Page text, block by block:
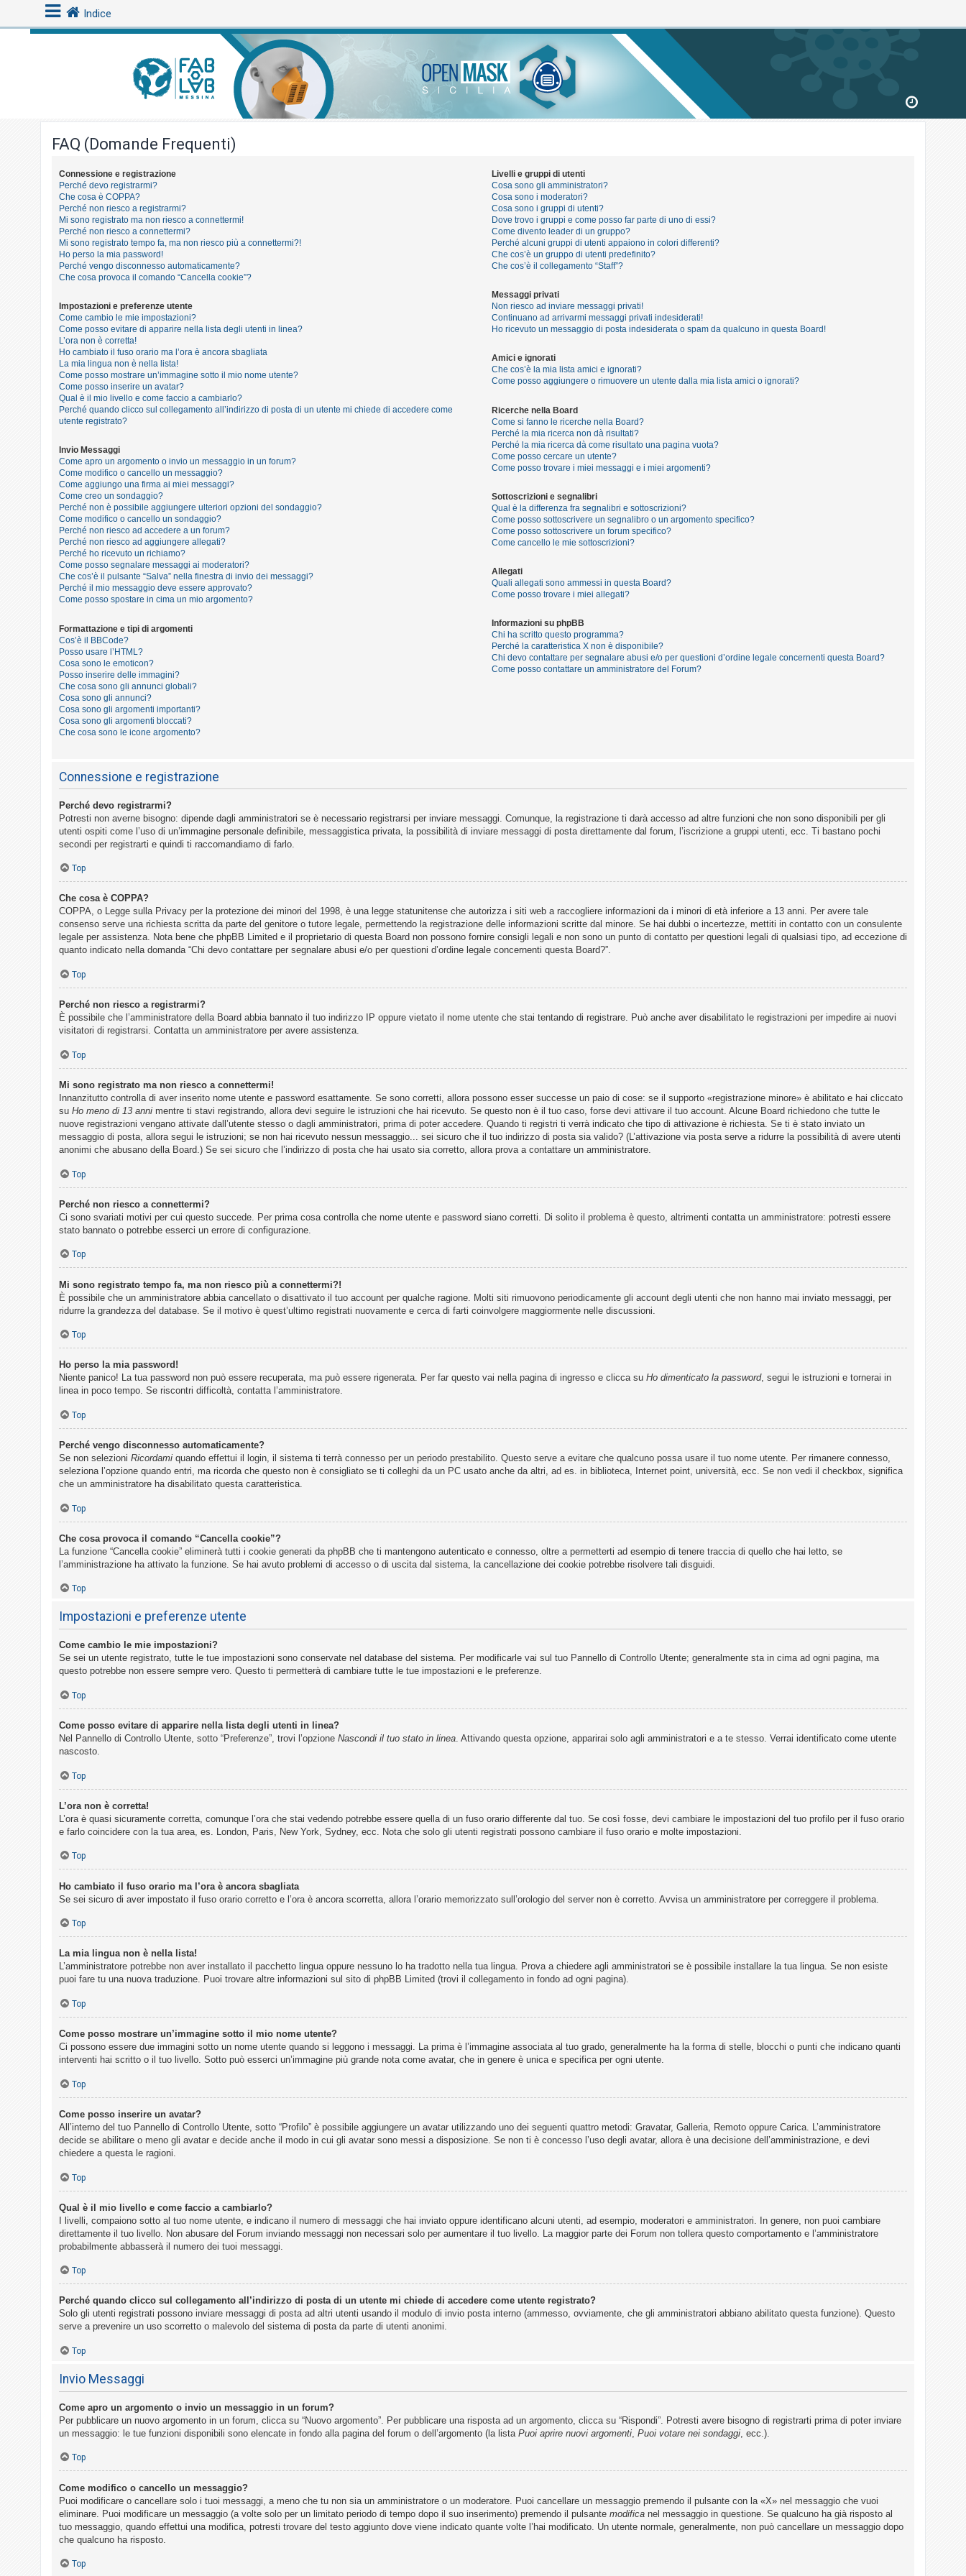
Indice
FAQ (Domande Frequenti)
Connessione e registrazione
Perché devo registrarmi?
Che cosa è COPPA?
Perché non riesco a registrarmi?
Mi sono registrato ma non riesco a connettermi!
Perché non riesco a connettermi?
Mi sono registrato tempo fa, ma non riesco più a connettermi?!
Ho perso la mia password!
Perché vengo disconnesso automaticamente?
Che cosa provoca il comando “Cancella cookie”?
Impostazioni e preferenze utente
Come cambio le mie impostazioni?
Come posso evitare di apparire nella lista degli utenti in linea?
L’ora non è corretta!
Ho cambiato il fuso orario ma l’ora è ancora sbagliata
La mia lingua non è nella lista!
Come posso mostrare un’immagine sotto il mio nome utente?
Come posso inserire un avatar?
Qual è il mio livello e come faccio a cambiarlo?
Perché quando clicco sul collegamento all’indirizzo di posta di un utente mi chiede di accedere come
utente registrato?
Invio Messaggi
Come apro un argomento o invio un messaggio in un forum?
Come modifico o cancello un messaggio?
Come aggiungo una firma ai miei messaggi?
Come creo un sondaggio?
Perché non è possibile aggiungere ulteriori opzioni del sondaggio?
Come modifico o cancello un sondaggio?
Perché non riesco ad accedere a un forum?
Perché non riesco ad aggiungere allegati?
Perché ho ricevuto un richiamo?
Come posso segnalare messaggi ai moderatori?
Che cos’è il pulsante “Salva” nella finestra di invio dei messaggi?
Perché il mio messaggio deve essere approvato?
Come posso spostare in cima un mio argomento?
Formattazione e tipi di argomenti
Cos’è il BBCode?
Posso usare l’HTML?
Cosa sono le emoticon?
Posso inserire delle immagini?
Che cosa sono gli annunci globali?
Cosa sono gli annunci?
Cosa sono gli argomenti importanti?
Cosa sono gli argomenti bloccati?
Che cosa sono le icone argomento?
Livelli e gruppi di utenti
Cosa sono gli amministratori?
Cosa sono i moderatori?
Cosa sono i gruppi di utenti?
Dove trovo i gruppi e come posso far parte di uno di essi?
Come divento leader di un gruppo?
Perché alcuni gruppi di utenti appaiono in colori differenti?
Che cos’è un gruppo di utenti predefinito?
Che cos’è il collegamento “Staff”?
Messaggi privati
Non riesco ad inviare messaggi privati!
Continuano ad arrivarmi messaggi privati indesiderati!
Ho ricevuto un messaggio di posta indesiderata o spam da qualcuno in questa Board!
Amici e ignorati
Che cos’è la mia lista amici e ignorati?
Come posso aggiungere o rimuovere un utente dalla mia lista amici o ignorati?
Ricerche nella Board
Come si fanno le ricerche nella Board?
Perché la mia ricerca non dà risultati?
Perché la mia ricerca dà come risultato una pagina vuota?
Come posso cercare un utente?
Come posso trovare i miei messaggi e i miei argomenti?
Sottoscrizioni e segnalibri
Qual è la differenza fra segnalibri e sottoscrizioni?
Come posso sottoscrivere un segnalibro o un argomento specifico?
Come posso sottoscrivere un forum specifico?
Come cancello le mie sottoscrizioni?
Allegati
Quali allegati sono ammessi in questa Board?
Come posso trovare i miei allegati?
Informazioni su phpBB
Chi ha scritto questo programma?
Perché la caratteristica X non è disponibile?
Chi devo contattare per segnalare abusi e/o per questioni d’ordine legale concernenti questa Board?
Come posso contattare un amministratore del Forum?
Connessione e registrazione
Perché devo registrarmi?
Potresti non averne bisogno: dipende dagli amministratori se è necessario registrarsi per inviare messaggi. Comunque, la registrazione ti darà accesso ad altre funzioni che non sono disponibili per gli
utenti ospiti come l’uso di un’immagine personale definibile, messaggistica privata, la possibilità di inviare messaggi di posta direttamente dal forum, l’iscrizione a gruppi utenti, ecc. Ti bastano pochi
secondi per registrarti e quindi ti raccomandiamo di farlo.
Top
Che cosa è COPPA?
COPPA, o Legge sulla Privacy per la protezione dei minori del 1998, è una legge statunitense che autorizza i siti web a raccogliere informazioni da i minori di età inferiore a 13 anni. Per avere tale
consenso serve una richiesta scritta da parte del genitore o tutore legale, permettendo la registrazione delle informazioni scritte dal minore. Se hai dubbi o incertezze, mettiti in contatto con un consulente
legale per assistenza. Nota bene che phpBB Limited e il proprietario di questa Board non possono fornire consigli legali e non sono un punto di contatto per questioni legali di qualsiasi tipo, ad eccezione di
quanto indicato nella domanda “Chi devo contattare per segnalare abusi e/o per questioni d’ordine legale concernenti questa Board?”.
Top
Perché non riesco a registrarmi?
È possibile che l’amministratore della Board abbia bannato il tuo indirizzo IP oppure vietato il nome utente che stai tentando di registrare. Può anche aver disabilitato le registrazioni per impedire ai nuovi
visitatori di registrarsi. Contatta un amministratore per avere assistenza.
Top
Mi sono registrato ma non riesco a connettermi!
Innanzitutto controlla di aver inserito nome utente e password esattamente. Se sono corretti, allora possono esser successe un paio di cose: se il supporto «registrazione minore» è abilitato e hai cliccato
su Ho meno di 13 anni mentre ti stavi registrando, allora devi seguire le istruzioni che hai ricevuto. Se questo non è il tuo caso, forse devi attivare il tuo account. Alcune Board richiedono che tutte le
nuove registrazioni vengano attivate dall’utente stesso o dagli amministratori, prima di poter accedere. Quando ti registri ti verrà indicato che tipo di attivazione è richiesta. Se ti è stato inviato un
messaggio di posta, allora segui le istruzioni; se non hai ricevuto nessun messaggio... sei sicuro che il tuo indirizzo di posta sia valido? (L’attivazione via posta serve a ridurre la possibilità di avere utenti
anonimi che abusano della Board.) Se sei sicuro che l’indirizzo di posta che hai usato sia corretto, allora prova a contattare un amministratore.
Top
Perché non riesco a connettermi?
Ci sono svariati motivi per cui questo succede. Per prima cosa controlla che nome utente e password siano corretti. Di solito il problema è questo, altrimenti contatta un amministratore: potresti essere
stato bannato o potrebbe esserci un errore di configurazione.
Top
Mi sono registrato tempo fa, ma non riesco più a connettermi?!
È possibile che un amministratore abbia cancellato o disattivato il tuo account per qualche ragione. Molti siti rimuovono periodicamente gli account degli utenti che non hanno mai inviato messaggi, per
ridurre la grandezza del database. Se il motivo è quest’ultimo registrati nuovamente e cerca di farti coinvolgere maggiormente nelle discussioni.
Top
Ho perso la mia password!
Niente panico! La tua password non può essere recuperata, ma può essere rigenerata. Per far questo vai nella pagina di ingresso e clicca su Ho dimenticato la password, segui le istruzioni e tornerai in
linea in poco tempo. Se riscontri difficoltà, contatta l’amministratore.
Top
Perché vengo disconnesso automaticamente?
Se non selezioni Ricordami quando effettui il login, il sistema ti terrà connesso per un periodo prestabilito. Questo serve a evitare che qualcuno possa usare il tuo nome utente. Per rimanere connesso,
seleziona l’opzione quando entri, ma ricorda che questo non è consigliato se ti colleghi da un PC usato anche da altri, ad es. in biblioteca, Internet point, università, ecc. Se non vedi il checkbox, significa
che un amministratore ha disabilitato questa caratteristica.
Top
Che cosa provoca il comando “Cancella cookie”?
La funzione “Cancella cookie” eliminerà tutti i cookie generati da phpBB che ti mantengono autenticato e connesso, oltre a permetterti ad esempio di tenere traccia di quello che hai letto, se
l’amministrazione ha attivato la funzione. Se hai avuto problemi di accesso o di uscita dal sistema, la cancellazione dei cookie potrebbe risolvere tali disguidi.
Top
Impostazioni e preferenze utente
Come cambio le mie impostazioni?
Se sei un utente registrato, tutte le tue impostazioni sono conservate nel database del sistema. Per modificarle vai sul tuo Pannello di Controllo Utente; generalmente sta in cima ad ogni pagina, ma
questo potrebbe non essere sempre vero. Questo ti permetterà di cambiare tutte le tue impostazioni e le preferenze.
Top
Come posso evitare di apparire nella lista degli utenti in linea?
Nel Pannello di Controllo Utente, sotto “Preferenze”, trovi l’opzione Nascondi il tuo stato in linea. Attivando questa opzione, apparirai solo agli amministratori e a te stesso. Verrai identificato come utente
nascosto.
Top
L’ora non è corretta!
L’ora è quasi sicuramente corretta, comunque l’ora che stai vedendo potrebbe essere quella di un fuso orario differente dal tuo. Se così fosse, devi cambiare le impostazioni del tuo profilo per il fuso orario
e farlo coincidere con la tua area, es. London, Paris, New York, Sydney, ecc. Nota che solo gli utenti registrati possono cambiare il fuso orario e molte impostazioni.
Top
Ho cambiato il fuso orario ma l’ora è ancora sbagliata
Se sei sicuro di aver impostato il fuso orario corretto e l’ora è ancora scorretta, allora l’orario memorizzato sull’orologio del server non è corretto. Avvisa un amministratore per correggere il problema.
Top
La mia lingua non è nella lista!
L’amministratore potrebbe non aver installato il pacchetto lingua oppure nessuno lo ha tradotto nella tua lingua. Prova a chiedere agli amministratori se è possibile installare la tua lingua. Se non esiste
puoi fare tu una nuova traduzione. Puoi trovare altre informazioni sul sito di phpBB Limited (trovi il collegamento in fondo ad ogni pagina).
Top
Come posso mostrare un’immagine sotto il mio nome utente?
Ci possono essere due immagini sotto un nome utente quando si leggono i messaggi. La prima è l’immagine associata al tuo grado, generalmente ha la forma di stelle, blocchi o punti che indicano quanti
interventi hai scritto o il tuo livello. Sotto può esserci un’immagine più grande nota come avatar, che in genere è unica e specifica per ogni utente.
Top
Come posso inserire un avatar?
All’interno del tuo Pannello di Controllo Utente, sotto “Profilo” è possibile aggiungere un avatar utilizzando uno dei seguenti quattro metodi: Gravatar, Galleria, Remoto oppure Carica. L’amministratore
decide se abilitare o meno gli avatar e decide anche il modo in cui gli avatar sono messi a disposizione. Se non ti è concesso l’uso degli avatar, allora è una decisione dell’amministrazione, e devi
chiedere a questa le ragioni.
Top
Qual è il mio livello e come faccio a cambiarlo?
I livelli, compaiono sotto al tuo nome utente, e indicano il numero di messaggi che hai inviato oppure identificano alcuni utenti, ad esempio, moderatori e amministratori. In genere, non puoi cambiare
direttamente il tuo livello. Non abusare del Forum inviando messaggi non necessari solo per aumentare il tuo livello. La maggior parte dei Forum non tollera questo comportamento e l’amministratore
probabilmente abbasserà il numero dei tuoi messaggi.
Top
Perché quando clicco sul collegamento all’indirizzo di posta di un utente mi chiede di accedere come utente registrato?
Solo gli utenti registrati possono inviare messaggi di posta ad altri utenti usando il modulo di invio posta interno (ammesso, ovviamente, che gli amministratori abbiano abilitato questa funzione). Questo
serve a prevenire un uso scorretto o malevolo del sistema di posta da parte di utenti anonimi.
Top
Invio Messaggi
Come apro un argomento o invio un messaggio in un forum?
Per pubblicare un nuovo argomento in un forum, clicca su “Nuovo argomento”. Per pubblicare una risposta ad un argomento, clicca su “Rispondi”. Potresti avere bisogno di registrarti prima di poter inviare
un messaggio: le tue funzioni disponibili sono elencate in fondo alla pagina del forum o dell’argomento (la lista Puoi aprire nuovi argomenti Puoi votare nei sondaggi , ecc.).
Top
Come modifico o cancello un messaggio?
Puoi modificare o cancellare solo i tuoi messaggi, a meno che tu non sia un amministratore o un moderatore. Puoi cancellare un messaggio premendo il pulsante con la «X» nel messaggio che vuoi
eliminare. Puoi modificare un messaggio (a volte solo per un limitato periodo di tempo dopo il suo inserimento) premendo il pulsante modifica nel messaggio in questione. Se qualcuno ha già risposto al
tuo messaggio, quando effettui una modifica, potresti trovare del testo aggiunto dove viene indicato quante volte l’hai modificato. Un utente normale, generalmente, non può cancellare un messaggio dopo
che qualcuno ha risposto.
Top